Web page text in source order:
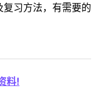
习方法，有需要的
料!